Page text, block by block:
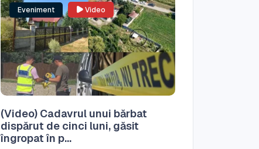
Eveniment Video
(Video) Cadavrul unui bărbat
dispărut de cinci luni, găsit
îngropat în p...